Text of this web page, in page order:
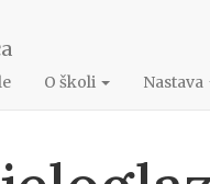
O školi Nastava